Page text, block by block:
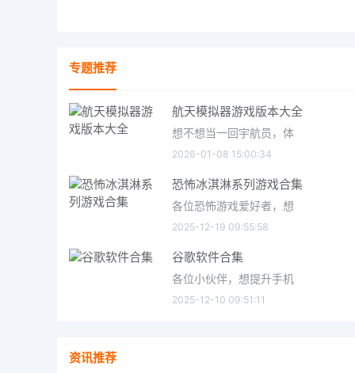
专题推荐
航天模拟器游戏版本大全
想不想当一回宇航员，体
2026-01-08 15:00:34
恐怖冰淇淋系列游戏合集
各位恐怖游戏爱好者，想
2025-12-19 09:55:58
谷歌软件合集
各位小伙伴，想提升手机
2025-12-10 09:51:11
资讯推荐